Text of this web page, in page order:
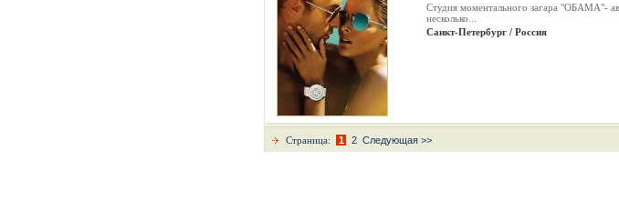
Студия моментального загара "ОБАМА"-
несколько...
Санкт-Петербург / Россия
Страница: 1 2 Следующая >>